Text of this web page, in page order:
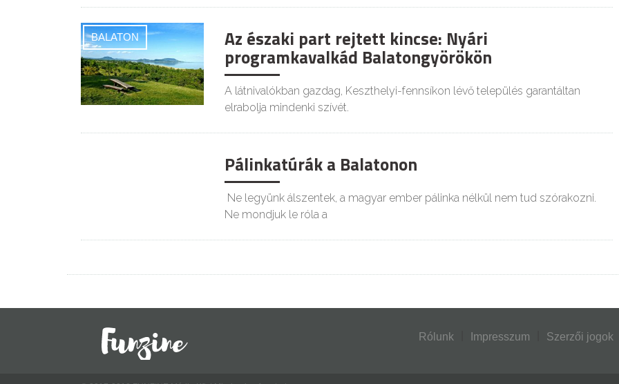
BALATON Az északi part rejtett kincse: Nyári
programkavalkád Balatongyörökön
A látnivalókban gazdag, Keszthelyi-fennsíkon lévő település garantáltan
elrabolja mindenki szívét.
Pálinkatúrák a Balatonon
Ne legyünk álszentek, a magyar ember pálinka nélkül nem tud szórakozni.
Ne mondjuk le róla a
Rólunk Impresszum Szerzői jogok